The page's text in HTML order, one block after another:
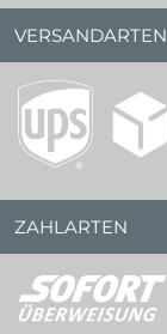
VERSANDARTEN
ZAHLARTEN